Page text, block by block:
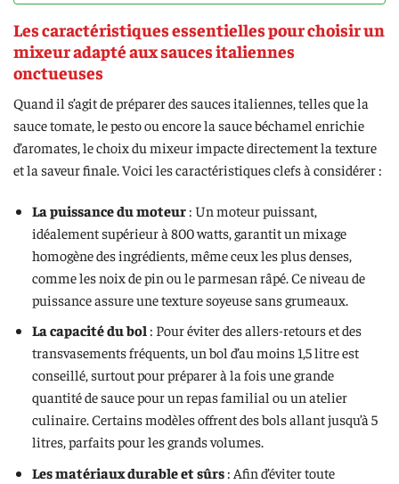
Les caractéristiques essentielles pour choisir un
mixeur adapté aux sauces italiennes
onctueuses
Quand il s’agit de préparer des sauces italiennes, telles que la
sauce tomate, le pesto ou encore la sauce béchamel enrichie
d’aromates, le choix du mixeur impacte directement la texture
et la saveur finale. Voici les caractéristiques clefs à considérer :
La puissance du moteur: Un moteur puissant,
idéalement supérieur à 800 watts, garantit un mixage
homogène des ingrédients, même ceux les plus denses,
comme les noix de pin ou le parmesan râpé. Ce niveau de
puissance assure une texture soyeuse sans grumeaux.
La capacité du bol : Pour éviter des allers-retours et des
transvasements fréquents, un bol d’au moins 1,5 litre est
conseillé, surtout pour préparer à la fois une grande
quantité de sauce pour un repas familial ou un atelier
culinaire. Certains modèles offrent des bols allant jusqu’à 5
litres, parfaits pour les grands volumes.
Les matériaux durable et sûrs: Afin d’éviter toute